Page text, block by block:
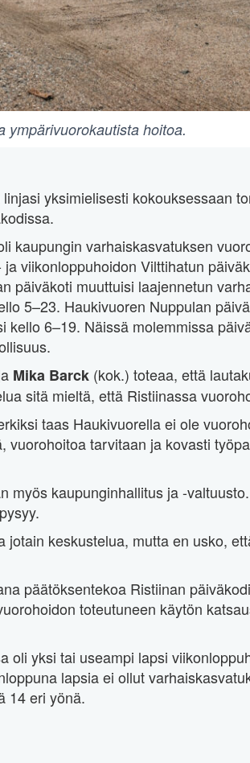
ympärivuorokautista hoitoa.
yksimielisesti kokouksessaan
kaupungin varhaiskasvatuksen
viikonloppuhoidon Vilttihatun
päiväkoti muuttuisi laajennetun
5–23. Haukivuoren Nuppulan
kello 6–19. Näissä molemmissa
Mika Barck (kok.) toteaa, että
sitä mieltä, että Ristiinassa
taas Haukivuorella ei ole
vuorohoitoa tarvitaan ja kovasti
myös kaupunginhallitus ja -
jotain keskustelua, mutta en usko,
päätöksentekoa Ristiinan
toteutuneen käytön
oli yksi tai useampi lapsi
lapsia ei ollut
14 eri yönä.